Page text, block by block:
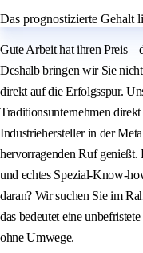
Das prognostizierte Gehalt
Gute Arbeit hat ihren Preis –
Deshalb bringen wir Sie
direkt auf die Erfolgsspur.
Traditionsunternehmen
Industriehersteller in der
hervorragenden Ruf
und echtes Spezial-Know-
daran? Wir suchen Sie im
das bedeutet eine
ohne Umwege.